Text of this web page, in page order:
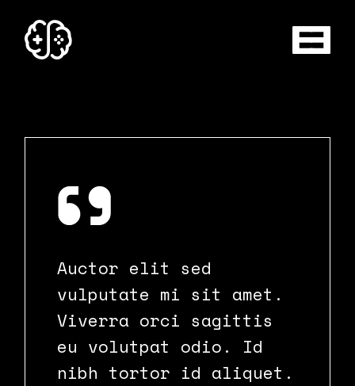
Auctor elit sed
vulputate mi sit amet.
Viverra orci sagittis
eu volutpat odio. Id
nibh tortor id aliquet.